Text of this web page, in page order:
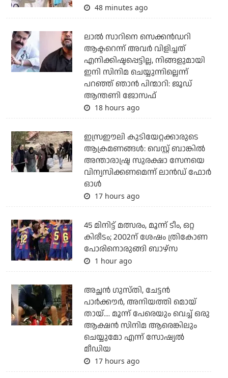
48 minutes ago
ലാല്‍ സാറിനെ സെക്കന്‍ഡറി
ആക്ടറെന്ന് അവര്‍ വിളിച്ചത്
എനിക്കിഷ്ടപ്പെട്ടില്ല, നിങ്ങളുമായി
ഇനി സിനിമ ചെയ്യുന്നില്ലെന്ന്
പറഞ്ഞ് ഞാന്‍ പിന്മാറി: ജൂഡ്
ആന്തണി ജോസഫ്
18 hours ago
ഇസ്രഈലി കുടിയേറ്റക്കാരുടെ
ആക്രമണങ്ങള്‍: വെസ്റ്റ് ബാങ്കില്‍
അന്താരാഷ്ട്ര സുരക്ഷാ സേനയെ
വിന്യസിക്കണമെന്ന് ലാന്‍ഡ് ഫോര്‍
ഓള്‍
17 hours ago
45 മിനിട്ട് മത്സരം, മൂന്ന് ടീം, ഒറ്റ
കിരീടം; 2002ന് ശേഷം ത്രികോണ
പോരിനൊരുങ്ങി ബാഴ്‌സ
1 hour ago
അച്ഛന്‍ ഗുസ്തി, ചേട്ടന്‍
പാര്‍ക്കൗര്‍, അനിയത്തി മൊയ്
തായ്.... മൂന്ന് പേരെയും വെച്ച് ഒരു
ആക്ഷന്‍ സിനിമ ആരെങ്കിലും
ചെയ്യുമോ എന്ന് സോഷ്യല്‍
മീഡിയ
17 hours ago